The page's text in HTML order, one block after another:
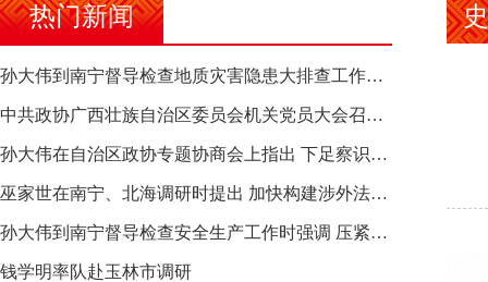
热门新闻
孙大伟到南宁督导检查地质灾害隐患大排查工作时强调 筑牢地质灾害安全防线 全力保障人民群众生命财产安全
中共政协广西壮族自治区委员会机关党员大会召开 选举产生新一届机关党委、机关纪委
孙大伟在自治区政协专题协商会上指出 下足察识谋督之功 恪尽服务大局之责 助推有色金属、关键金属产业高质量发展
巫家世在南宁、北海调研时提出 加快构建涉外法律供给集群 护航向海经济高质量发展
孙大伟到南宁督导检查安全生产工作时强调 压紧压实责任 狠抓隐患整治 坚决筑牢安全生产防线
钱学明率队赴玉林市调研